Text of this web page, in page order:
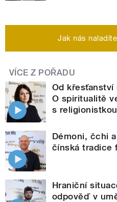
Jak nás
VÍCE Z POŘADU
Od
O spiritualitě
s religionistkou
Démoni, čchi
čínská tradice
Hraniční
odpověď v